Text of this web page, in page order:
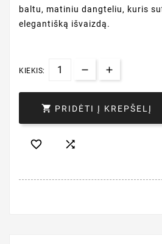
baltu, matiniu dangteliu, kuris
elegantišką išvaizdą.
KIEKIS:
 PRIDĖTI Į KREPŠELĮ
 